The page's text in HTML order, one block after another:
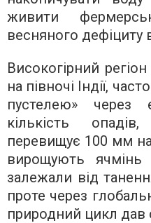
живити
весняного дефіциту
Високогірний
на півночі Індії,
пустелею» через
кількість
перевищує 100 мм на
вирощують ячмінь
залежали від
проте через
природний цикл дав